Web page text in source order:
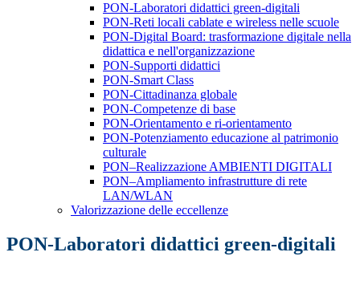
PON-Laboratori didattici green-digitali
PON-Reti locali cablate e wireless nelle scuole
PON-Digital Board: trasformazione digitale nella
didattica e nell'organizzazione
PON-Supporti didattici
PON-Smart Class
PON-Cittadinanza globale
PON-Competenze di base
PON-Orientamento e ri-orientamento
PON-Potenziamento educazione al patrimonio
culturale
PON–Realizzazione AMBIENTI DIGITALI
PON–Ampliamento infrastrutture di rete
LAN/WLAN
Valorizzazione delle eccellenze
PON-Laboratori didattici green-digitali